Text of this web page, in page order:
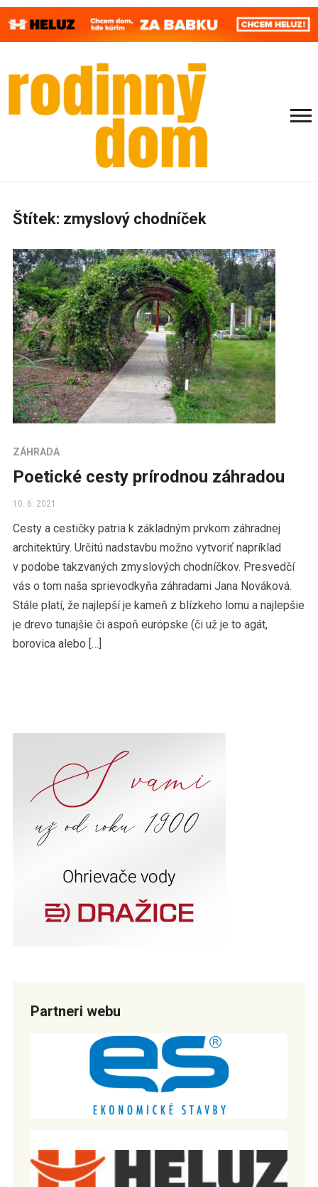
Štítek: zmyslový chodníček
ZÁHRADA
Poetické cesty prírodnou záhradou
10. 6. 2021
Cesty a cestičky patria k základným prvkom záhradnej
architektúry. Určitú nadstavbu možno vytvoriť napríklad
v podobe takzvaných zmyslových chodníčkov. Presvedčí
vás o tom naša sprievodkyňa záhradami Jana Nováková.
Stále platí, že najlepší je kameň z blízkeho lomu a najlepšie
je drevo tunajšie či aspoň európske (či už je to agát,
borovica alebo […]
Partneri webu